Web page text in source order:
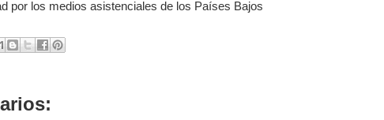
por los medios asistenciales de los Países Bajos